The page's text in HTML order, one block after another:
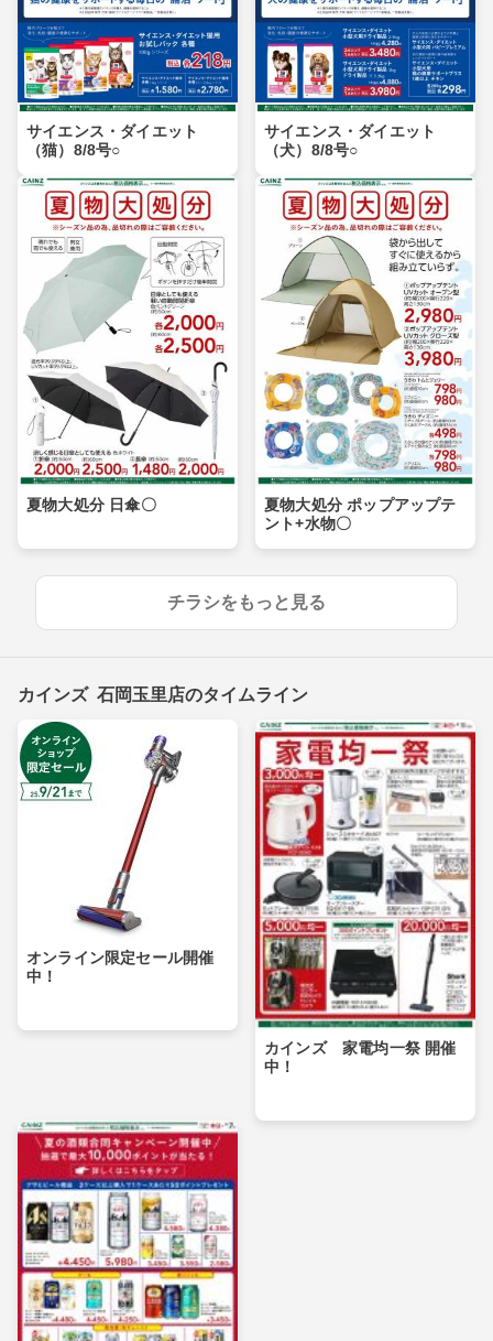
サイエンス・ダイエット
（猫）8/8号○
サイエンス・ダイエット
（犬）8/8号○
夏物大処分 日傘〇
夏物大処分 ポップアップテ
ント+水物〇
チラシをもっと見る
カインズ 石岡玉里店のタイムライン
オンライン限定セール開催
中！
カインズ 家電均一祭 開催
中！